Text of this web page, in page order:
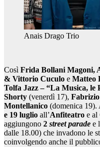
Anais Drago Trio
Così Frida Bollani Magoni,
& Vittorio Cuculo e Matteo
Tolfa Jazz – “La Musica, le
Shorty (venerdì 17), Fabrizio
Montellanico (domenica 19).
e 19 luglio all’Anfiteatro e al
aggiungono 2 street parade e
dalle 18.00) che invadono le
coinvolgendo anche il